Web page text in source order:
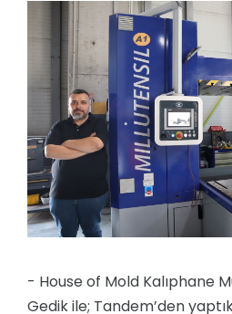
- House of Mold Kalıphane
Gedik ile; Tandem’den